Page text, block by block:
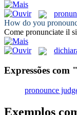
How do you
Come pronunciate il
Expressões com
pronounce
Exemplos